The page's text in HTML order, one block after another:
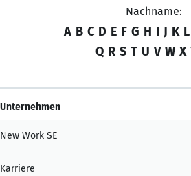
Nachname:
A B C D E F G H I J K L
Q R S T U V W X
Unternehmen
New Work SE
Karriere